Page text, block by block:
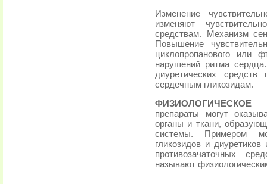
Изменение
изменяют
средствам. Механизм
Повышение
циклопропанового или
нарушений ритма
диуретических
сердечным гликозидам.
ФИЗИОЛОГИЧЕСКОЕ
препараты могут
органы и ткани,
системы. Примером
гликозидов и
противозачаточных
называют